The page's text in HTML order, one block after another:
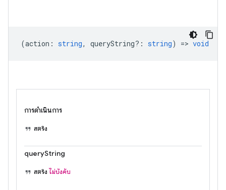
(action : string, queryString? : string) => void
การดำเนินการ
สตริง
queryString
สตริง ไม่บังคับ